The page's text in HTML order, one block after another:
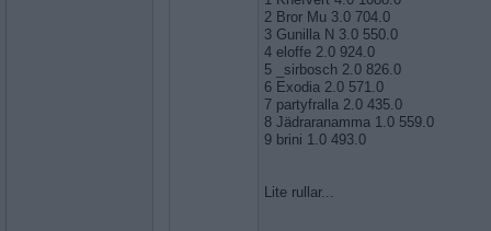
2 Bror Mu 3.0 704.0
3 Gunilla N 3.0 550.0
4 eloffe 2.0 924.0
5 _sirbosch 2.0 826.0
6 Exodia 2.0 571.0
7 partyfralla 2.0 435.0
8 Jädraranamma 1.0 559.0
9 brini 1.0 493.0
Lite rullar...